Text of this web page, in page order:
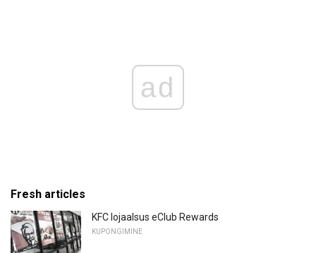
ad
Fresh articles
KFC lojaalsus eClub Rewards
KUPONGIMINE